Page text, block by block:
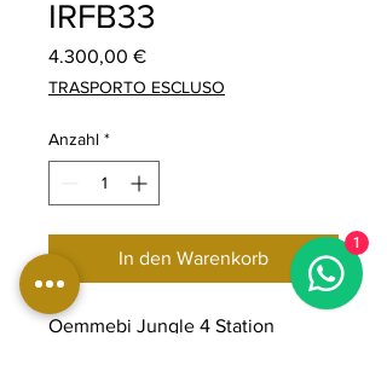
IRFB33
4.300,00 €Preis
TRASPORTO ESCLUSO
Anzahl *
In den Warenkorb
Oemmebi Jungle 4 Station
1